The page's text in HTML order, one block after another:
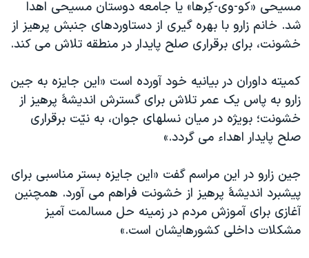
نرگس محمدی برنده جایزه نوبل صلح
همایش محافظه‌کاران آمریکا «سی‌پک»
صفحه‌های ویژه
سفر پرزیدنت ترامپ به چین
مسيحی «کو-وی-کِرها» يا جامعه دوستان مسيحی اهدا
شد. خانم زارو با بهره گيری از دستاوردهای جنبش پرهيز از
خشونت، برای برقراری صلح پايدار در منطقه تلاش می کند.
کميته داوران در بيانيه خود آورده است «اين جايزه به جين
زارو به پاس يک عمر تلاش برای گسترش انديشۀ پرهيز از
خشونت؛ بويژه در ميان نسلهای جوان، به نيّت برقراری
صلح پايدار اهداء می گردد.»
جين زارو در اين مراسم گفت «اين جايزه بستر مناسبی برای
پيشبرد انديشۀ پرهيز از خشونت فراهم می آورد. همچنين
آغازی برای آموزش مردم در زمينه حل مسالمت آميز
مشکلات داخلی کشورهايشان است.»